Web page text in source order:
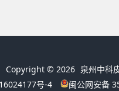
Copyright © 2026 泉州中科
号-4
闽公网安备